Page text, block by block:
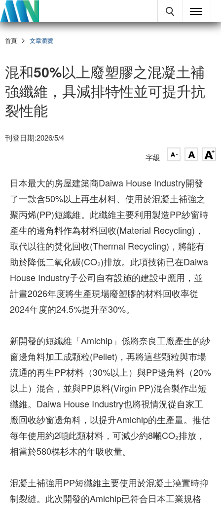
首頁 文章瀏覽
混和50%以上廢塑膠之混凝土補
強纖維，具減排特性並可提升抗
裂性能
刊登日期:2026/5/4
字級
日本最大的房屋建築商Daiwa House Industry開發
了一款含50%以上再生材料、使用於混凝土補強之
聚丙烯(PP)短纖維。此纖維主要利用製造PP紗窗時
產生的邊角料作為材料回收(Material Recycling)，
取代以往的焚化回收(Thermal Recycling)，將能有
助於降低二氧化碳(CO₂)排放。此項技術已在Daiwa
House Industry子公司自有設施的建設中應用，並
計畫2026年度將生產現場廢塑膠的材料回收率從
2024年度的24.5%提升至30%。
新開發的短纖維「Amichip」係將奈良工廠產生的紗
窗邊角料加工成顆粒(Pellet)，再將這些顆粒與市場
流通的再生PP材料（30%以上）與PP邊角料（20%
以上）混合，並與PP原料(Virgin PP)混合製作出短
纖維。Daiwa House Industry也將視情況從自家工
廠回收紗窗邊角料，以提升Amichip的生產量。推估
每年使用約2噸此類材料，可減少約8噸CO₂排放，
相當於580棵杉木的年吸收量。
混凝土補強用PP短纖維主要使用於混凝土澆置時抑
制裂縫。此次開發的Amichip已符合日本工業規格